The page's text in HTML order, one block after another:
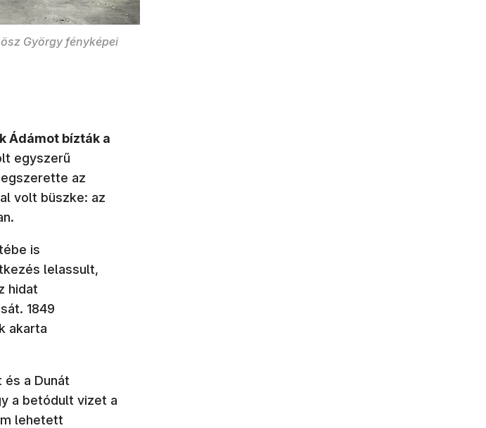
György fényképei
Ádámot bízták a
egyszerű
az
volt büszke: az
is
lelassult,
hidat
1849
akarta
a Dunát
a betódult vizet a
lehetett